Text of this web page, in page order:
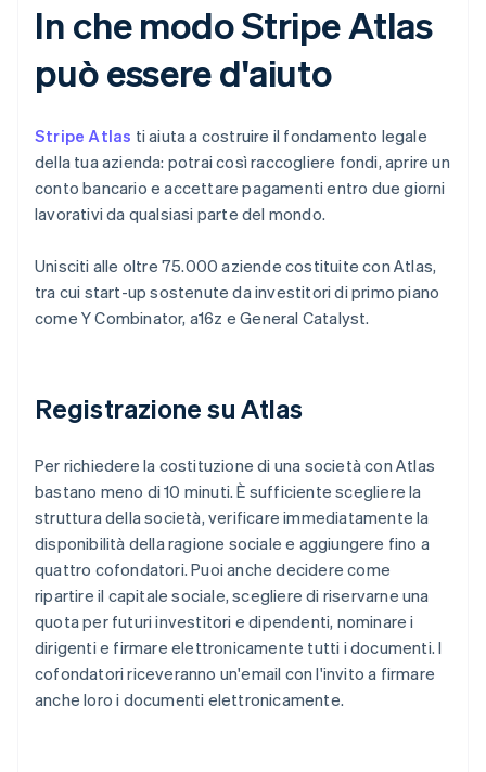
In che modo Stripe Atlas
può essere d'aiuto
Stripe Atlas ti aiuta a costruire il fondamento legale
della tua azienda: potrai così raccogliere fondi, aprire un
conto bancario e accettare pagamenti entro due giorni
lavorativi da qualsiasi parte del mondo.
Unisciti alle oltre 75.000 aziende costituite con Atlas,
tra cui start-up sostenute da investitori di primo piano
come Y Combinator, a16z e General Catalyst.
Registrazione su Atlas
Per richiedere la costituzione di una società con Atlas
bastano meno di 10 minuti. È sufficiente scegliere la
struttura della società, verificare immediatamente la
disponibilità della ragione sociale e aggiungere fino a
quattro cofondatori. Puoi anche decidere come
ripartire il capitale sociale, scegliere di riservarne una
quota per futuri investitori e dipendenti, nominare i
dirigenti e firmare elettronicamente tutti i documenti. I
cofondatori riceveranno un'email con l'invito a firmare
anche loro i documenti elettronicamente.